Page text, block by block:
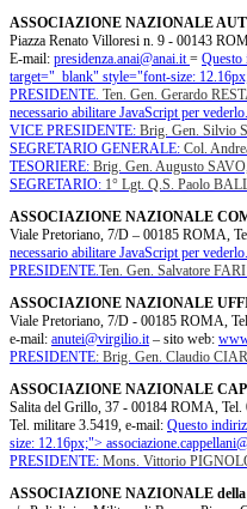
ASSOCIAZIONE NAZIONALE
Piazza Renato Villoresi n. 9 - 00143
E-mail: presidenza.anai@anai.it= Questo
target="_blank" style="font-size:
PRESIDENTE. Ten. Gen. Gerardo
necessario abilitare JavaScript per vederlo.
VICE PRESIDENTE: Brig. Gen. Silvio
SEGRETARIO GENERALE: Col.
TESORIERE: Brig. Gen. Augusto
SEGRETARIO: 1° Lgt. Q.S. Paolo
ASSOCIAZIONE NAZIONALE
Viale Pretoriano, 7/D – 00185 ROMA,
necessario abilitare JavaScript per vederlo.
PRESIDENTE.Ten. Gen. Salvatore
ASSOCIAZIONE NAZIONALE
Viale Pretoriano, 7/D - 00185 ROMA,
e-mail: anutei@virgilio.it– sito web:
PRESIDENTE: Brig. Gen. Claudio
ASSOCIAZIONE NAZIONALE
Salita del Grillo, 37 - 00184 ROMA, Tel.
Tel. militare 3.5419, e-mail: Questo
size: 12.16px;">
PRESIDENTE: Mons. Vittorio
ASSOCIAZIONE NAZIONALE